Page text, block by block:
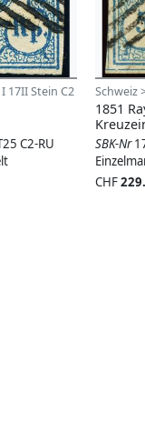
17II Stein C2
C2-RU
Schweiz
1851
SBK-Nr
CHF